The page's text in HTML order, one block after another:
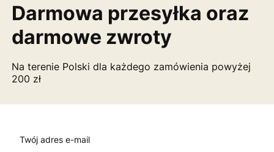
Darmowa przesyłka oraz
darmowe zwroty
Na terenie Polski dla każdego zamówienia powyżej
200 zł
Twój adres e-mail